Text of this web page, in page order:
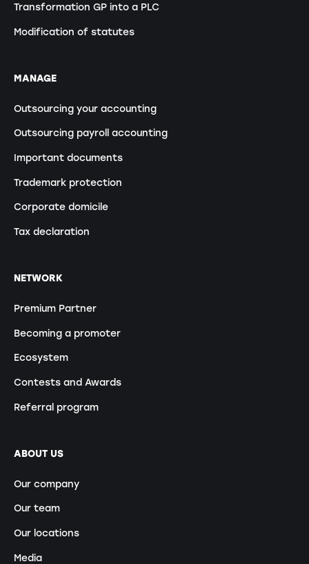
Transformation GP into a PLC
Modification of statutes
MANAGE
Outsourcing your accounting
Outsourcing payroll accounting
Important documents
Trademark protection
Corporate domicile
Tax declaration
NETWORK
Premium Partner
Becoming a promoter
Ecosystem
Contests and Awards
Referral program
ABOUT US
Our company
Our team
Our locations
Media